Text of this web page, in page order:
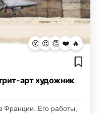
😮 😍 👏 ❤️ 🔥
арт художник
Франции. Его работы,